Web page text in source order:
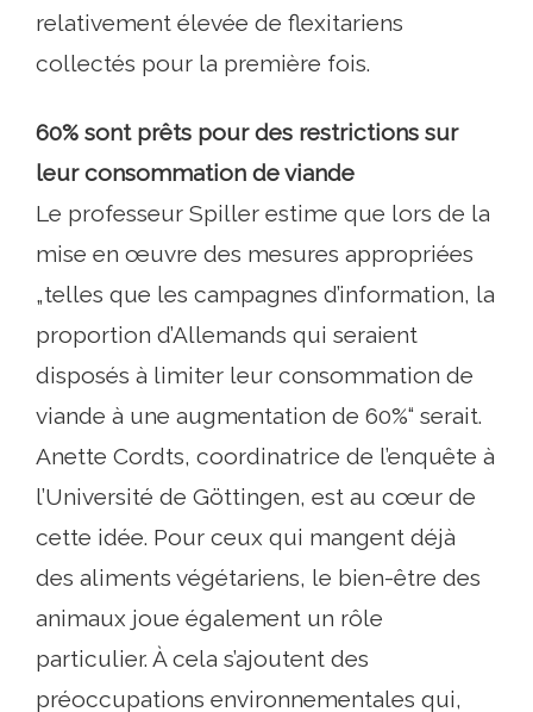
relativement élevée de flexitariens
collectés pour la première fois.
60% sont prêts pour des restrictions sur
leur consommation de viande
Le professeur Spiller estime que lors de la
mise en œuvre des mesures appropriées
„telles que les campagnes d’information, la
proportion d’Allemands qui seraient
disposés à limiter leur consommation de
viande à une augmentation de 60%“ serait.
Anette Cordts, coordinatrice de l’enquête à
l’Université de Göttingen, est au cœur de
cette idée. Pour ceux qui mangent déjà
des aliments végétariens, le bien-être des
animaux joue également un rôle
particulier. À cela s’ajoutent des
préoccupations environnementales qui,